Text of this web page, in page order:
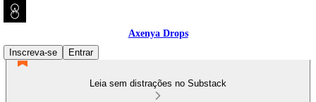
Axenya Drops
Inscreva-se
Entrar
Leia sem distrações no Substack